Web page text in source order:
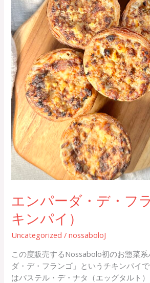
エンパーダ・デ・フ
キンパイ）
Uncategorized /nossaboloJ
この度販売するNossabolo初のお惣菜
ダ・デ・フランゴ」というチキンパイ
はパステル・デ・ナタ（エッグタルト
ン
ゴ
（チ
キ
ン
パ
イ）